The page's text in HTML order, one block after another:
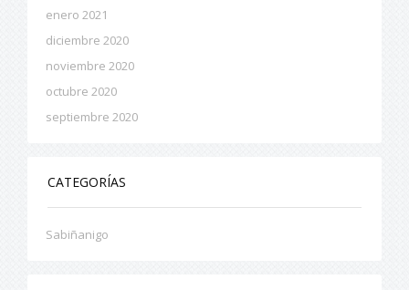
enero 2021
diciembre 2020
noviembre 2020
octubre 2020
septiembre 2020
CATEGORÍAS
Sabiñanigo